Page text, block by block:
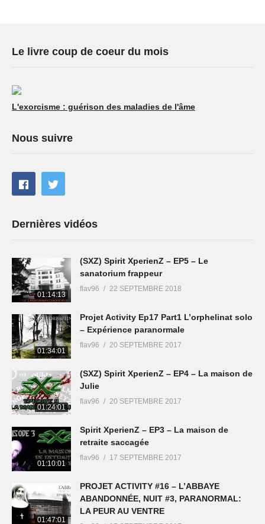
Le livre coup de coeur du mois
L'exorcisme : guérison des maladies de l'âme
Nous suivre
Dernières vidéos
01:14:13
(SXZ) Spirit XperienZ – EP5 – Le
sanatorium frappeur
flav96 22 SEPTEMBRE 2018
01:34:01
Projet Activity Ep17 Part1 L’orphelinat solo
– Expérience paranormale
flav96 20 SEPTEMBRE 2017
01:24:01
(SXZ) Spirit XperienZ – EP4 – La maison de
Julie
flav96 20 SEPTEMBRE 2017
01:10:01
Spirit XperienZ – EP3 – La maison de
retraite saccagée
flav96 17 SEPTEMBRE 2017
01:47:01
PROJET ACTIVITY #16 – L’ABBAYE
ABANDONNÉE, NUIT #3, PARANORMAL:
LA PEUR AU VENTRE